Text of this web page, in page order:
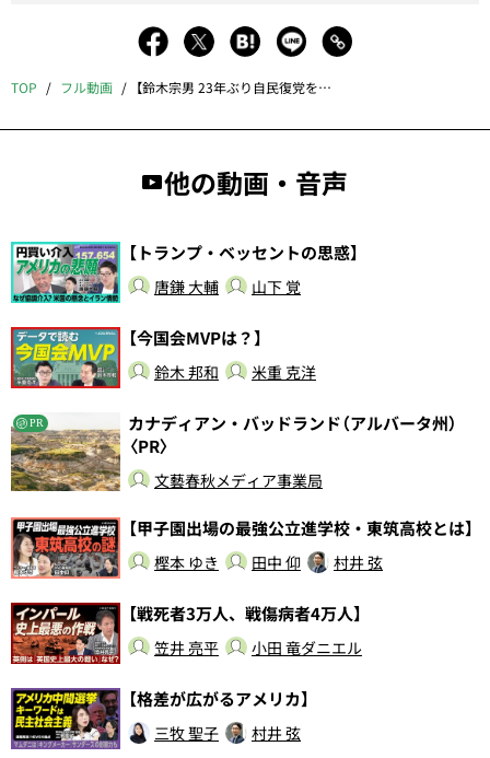
TOP フル動画 【鈴木宗男 23年ぶり自民復党を語る】
他の動画・音声
【トランプ・ベッセントの思惑】
唐鎌 大輔 山下 覚
【今国会MVPは？】
鈴木 邦和 米重 克洋
PR
カナディアン・バッドランド（アルバータ州）
〈PR〉
文藝春秋メディア事業局
【甲子園出場の最強公立進学校・東筑高校とは】
樫本 ゆき 田中 仰 村井 弦
【戦死者3万人、戦傷病者4万人】
笠井 亮平 小田 竜ダニエル
【格差が広がるアメリカ】
三牧 聖子 村井 弦